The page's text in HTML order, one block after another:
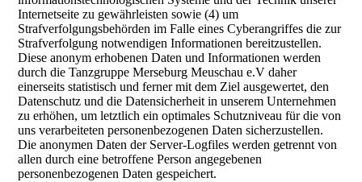
Internetseite zu gewährleisten sowie (4) um
Strafverfolgungsbehörden im Falle eines Cyberangriffes die zur
Strafverfolgung notwendigen Informationen bereitzustellen.
Diese anonym erhobenen Daten und Informationen werden
durch die Tanzgruppe Merseburg Meuschau e.V daher
einerseits statistisch und ferner mit dem Ziel ausgewertet, den
Datenschutz und die Datensicherheit in unserem Unternehmen
zu erhöhen, um letztlich ein optimales Schutzniveau für die von
uns verarbeiteten personenbezogenen Daten sicherzustellen.
Die anonymen Daten der Server-Logfiles werden getrennt von
allen durch eine betroffene Person angegebenen
personenbezogenen Daten gespeichert.